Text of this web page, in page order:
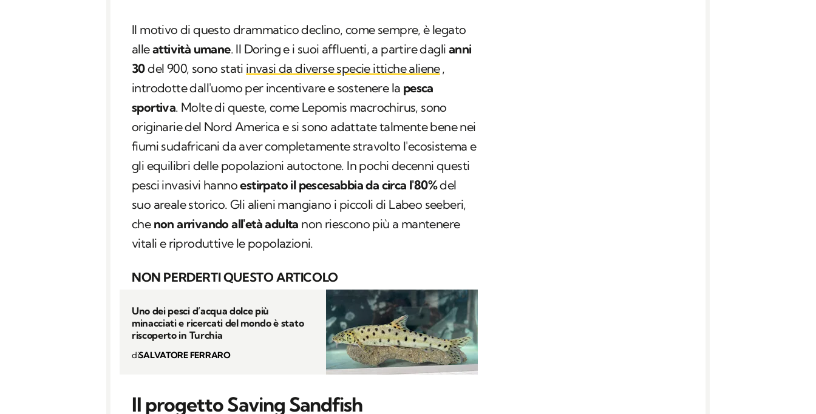
Il motivo di questo drammatico declino, come sempre, è legato
alleattività umane. Il Doring e i suoi affluenti, a partire dagli anni
30del 900, sono stati invasi da diverse specie ittiche aliene,
introdotte dall'uomo per incentivare e sostenere la pesca
sportiva. Molte di queste, come Lepomis macrochirus, sono
originarie del Nord America e si sono adattate talmente bene nei
fiumi sudafricani da aver completamente stravolto l'ecosistema e
gli equilibri delle popolazioni autoctone. In pochi decenni questi
pesci invasivi hannoestirpato il pescesabbia da circa l'80%del
suo areale storico. Gli alieni mangiano i piccoli di Labeo seeberi,
che non arrivando all'età adulta non riescono più a mantenere
vitali e riproduttive le popolazioni.
NON PERDERTI QUESTO ARTICOLO
Uno dei pesci d’acqua dolce più
minacciati e ricercati del mondo è stato
riscoperto in Turchia
diSALVATORE FERRARO
Il progetto Saving Sandfish